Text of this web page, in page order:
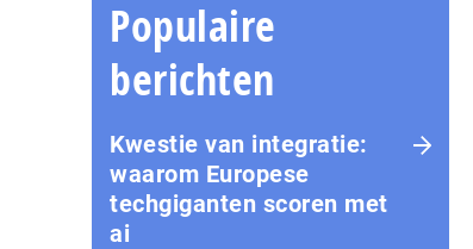
Populaire
berichten
Kwestie van integratie:
waarom Europese
techgiganten scoren met
ai